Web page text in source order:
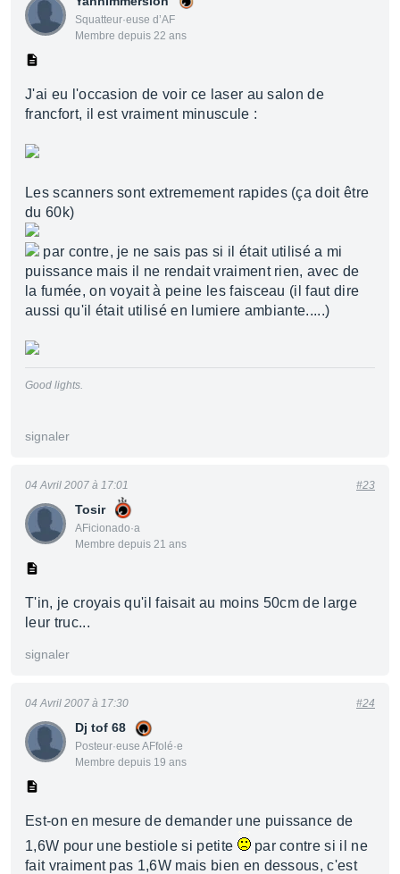
Squatteur·euse d’AF
Membre depuis 22 ans
J'ai eu l'occasion de voir ce laser au salon de
francfort, il est vraiment minuscule :
Les scanners sont extremement rapides (ça doit être
du 60k)
par contre, je ne sais pas si il était utilisé a mi
puissance mais il ne rendait vraiment rien, avec de
la fumée, on voyait à peine les faisceau (il faut dire
aussi qu'il était utilisé en lumiere ambiante.....)
Good lights.
signaler
Tosir
AFicionado·a
Membre depuis 21 ans
04 Avril 2007 à 17:01 #23
T'in, je croyais qu'il faisait au moins 50cm de large
leur truc...
signaler
Dj tof 68
Posteur·euse AFfolé·e
Membre depuis 19 ans
04 Avril 2007 à 17:30 #24
Est-on en mesure de demander une puissance de
1,6W pour une bestiole si petite
par contre si il ne
fait vraiment pas 1,6W mais bien en dessous, c'est